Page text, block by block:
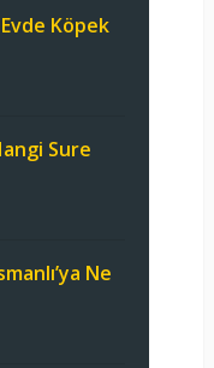
Köpek
Sure
Ne